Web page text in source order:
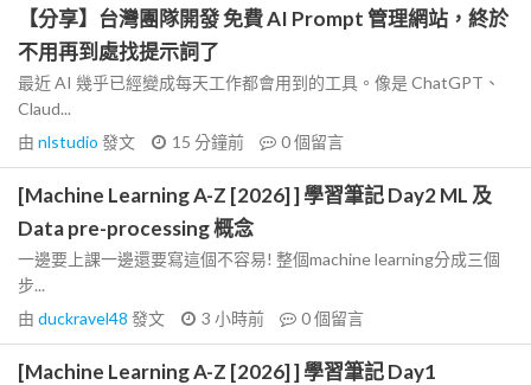
【分享】台灣團隊開發 免費 AI Prompt 管理網站，終於
不用再到處找提示詞了
最近 AI 幾乎已經變成每天工作都會用到的工具。像是 ChatGPT、
Claud...
由 nlstudio 發文 15 分鐘前 0個留言
[Machine Learning A-Z [2026] ] 學習筆記 Day2 ML 及
Data pre-processing 概念
一邊要上課一邊還要寫這個不容易! 整個machine learning分成三個
步...
由 duckravel48 發文 3 小時前 0個留言
[Machine Learning A-Z [2026] ] 學習筆記 Day1